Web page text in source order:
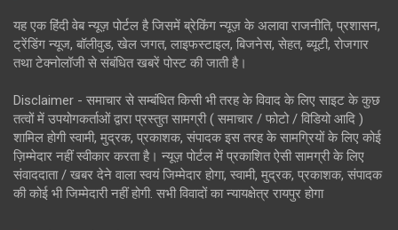
यह एक हिंदी वेब न्यूज़ पोर्टल है जिसमें ब्रेकिंग न्यूज़ के अलावा राजनीति, प्रशासन,
ट्रेंडिंग न्यूज, बॉलीवुड, खेल जगत, लाइफस्टाइल, बिजनेस, सेहत, ब्यूटी, रोजगार
तथा टेक्नोलॉजी से संबंधित खबरें पोस्ट की जाती है।
Disclaimer - समाचार से सम्बंधित किसी भी तरह के विवाद के लिए साइट के कुछ
तत्वों में उपयोगकर्ताओं द्वारा प्रस्तुत सामग्री ( समाचार / फोटो / विडियो आदि )
शामिल होगी स्वामी, मुद्रक, प्रकाशक, संपादक इस तरह के सामग्रियों के लिए कोई
ज़िम्मेदार नहीं स्वीकार करता है। न्यूज़ पोर्टल में प्रकाशित ऐसी सामग्री के लिए
संवाददाता / खबर देने वाला स्वयं जिम्मेदार होगा, स्वामी, मुद्रक, प्रकाशक, संपादक
की कोई भी जिम्मेदारी नहीं होगी. सभी विवादों का न्यायक्षेत्र रायपुर होगा